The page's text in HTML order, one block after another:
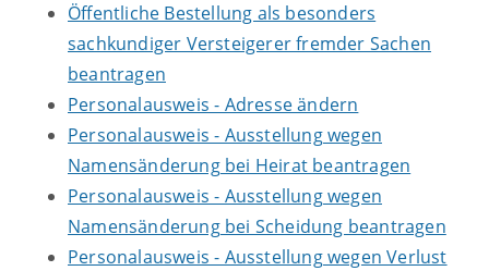
Öffentliche Bestellung als besonders
sachkundiger Versteigerer fremder Sachen
beantragen
Personalausweis - Adresse ändern
Personalausweis - Ausstellung wegen
Namensänderung bei Heirat beantragen
Personalausweis - Ausstellung wegen
Namensänderung bei Scheidung beantragen
Personalausweis - Ausstellung wegen Verlust